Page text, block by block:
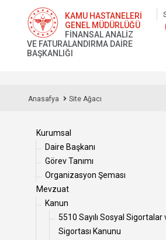
KAMU HASTANELERİ
GENEL MÜDÜRLÜĞÜ
FİNANSAL ANALİZ
VE FATURALANDIRMA DAİRE
BAŞKANLIĞI
Anasafya Site Ağacı
Kurumsal
Daire Başkanı
Görev Tanımı
Organizasyon Şeması
Mevzuat
Kanun
5510 Sayılı Sosyal Sigortalar
Sigortası Kanunu